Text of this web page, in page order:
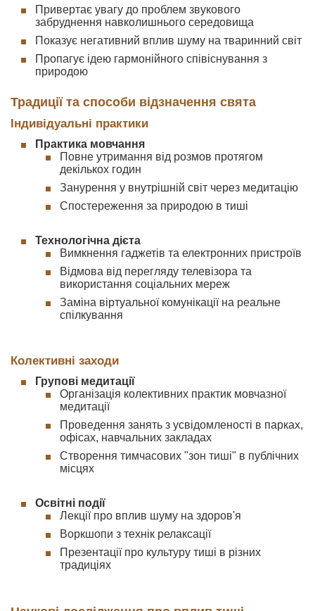
Привертає увагу до проблем звукового
забруднення навколишнього середовища
Показує негативний вплив шуму на тваринний світ
Пропагує ідею гармонійного співіснування з
природою
Традиції та способи відзначення свята
Індивідуальні практики
Практика мовчання
Повне утримання від розмов протягом
декількох годин
Занурення у внутрішній світ через медитацію
Спостереження за природою в тиші
Технологічна дієта
Вимкнення гаджетів та електронних пристроїв
Відмова від перегляду телевізора та
використання соціальних мереж
Заміна віртуальної комунікації на реальне
спілкування
Колективні заходи
Групові медитації
Організація колективних практик мовчазної
медитації
Проведення занять з усвідомленості в парках,
офісах, навчальних закладах
Створення тимчасових "зон тиші" в публічних
місцях
Освітні події
Лекції про вплив шуму на здоров'я
Воркшопи з технік релаксації
Презентації про культуру тиші в різних
традиціях